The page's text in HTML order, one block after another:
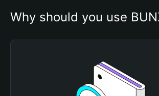
Why should you use